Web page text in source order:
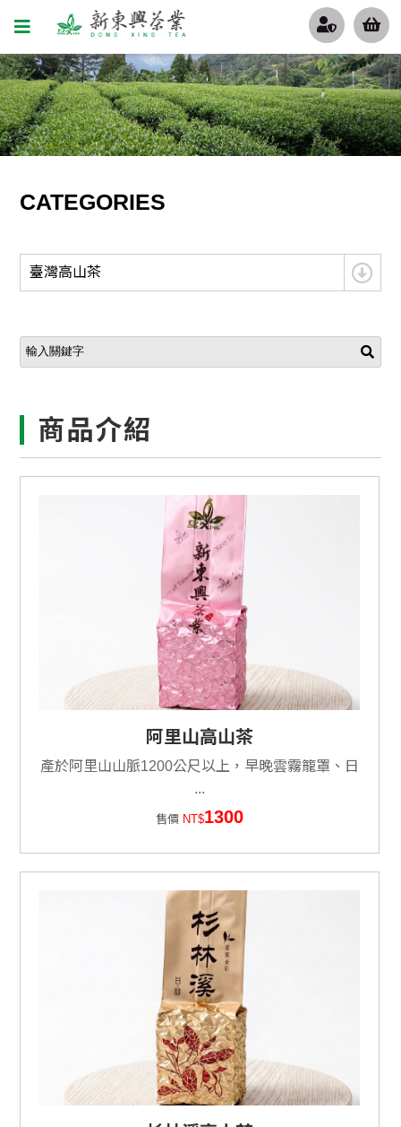
CATEGORIES
臺灣高山茶
商品介紹
阿里山高山茶
產於阿里山山脈1200公尺以上，早晚雲霧籠罩、日
...
售價 NT$1300